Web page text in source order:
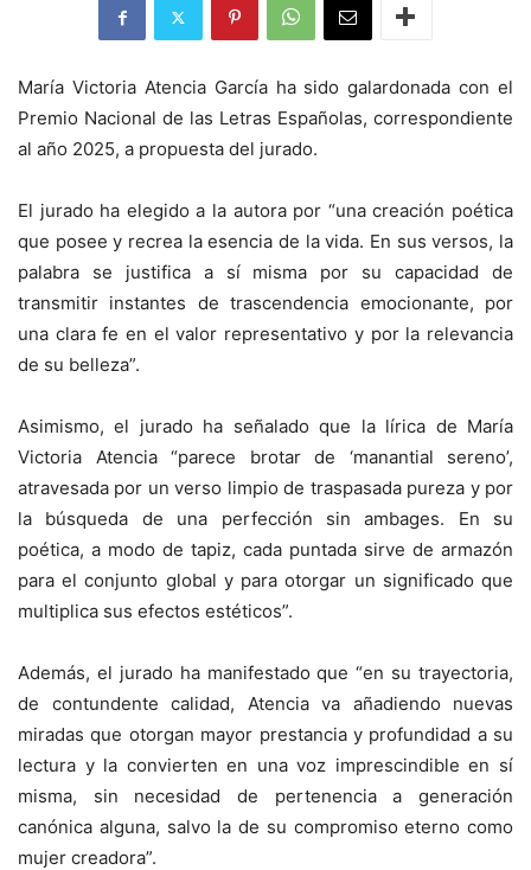
María Victoria Atencia García ha sido galardonada con el
Premio Nacional de las Letras Españolas, correspondiente
al año 2025, a propuesta del jurado.
El jurado ha elegido a la autora por “una creación poética
que posee y recrea la esencia de la vida. En sus versos, la
palabra se justifica a sí misma por su capacidad de
transmitir instantes de trascendencia emocionante, por
una clara fe en el valor representativo y por la relevancia
de su belleza”.
Asimismo, el jurado ha señalado que la lírica de María
Victoria Atencia “parece brotar de ‘manantial sereno’,
atravesada por un verso limpio de traspasada pureza y por
la búsqueda de una perfección sin ambages. En su
poética, a modo de tapiz, cada puntada sirve de armazón
para el conjunto global y para otorgar un significado que
multiplica sus efectos estéticos”.
Además, el jurado ha manifestado que “en su trayectoria,
de contundente calidad, Atencia va añadiendo nuevas
miradas que otorgan mayor prestancia y profundidad a su
lectura y la convierten en una voz imprescindible en sí
misma, sin necesidad de pertenencia a generación
canónica alguna, salvo la de su compromiso eterno como
mujer creadora”.